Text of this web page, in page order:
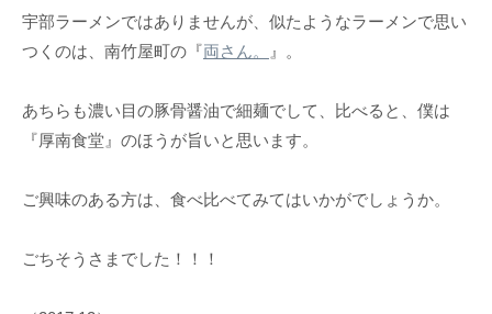
宇部ラーメンではありませんが、似たようなラーメンで思い
つくのは、南竹屋町の『両さん。 』。
あちらも濃い目の豚骨醤油で細麺でして、比べると、僕は
『厚南食堂』のほうが旨いと思います。
ご興味のある方は、食べ比べてみてはいかがでしょうか。
ごちそうさまでした！！！